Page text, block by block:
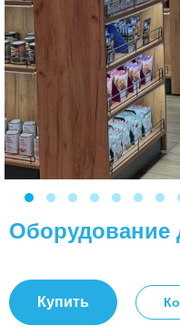
Оборудование
Купить